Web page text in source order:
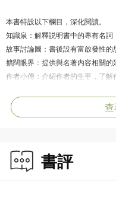
本書特設以下欄目，深化閲讀。
知識泉：解釋説明書中的專有名詞
故事討論圖：書後設有富啟發性的
擴闊眼界：提供與名著内容相關的
作者小傳：介紹作者的生平，了解
書評